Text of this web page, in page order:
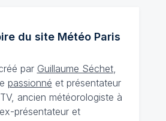
du site MétéoParis
par Guillaume Séchet,
passionné et présentateur
ancien météorologiste à
présentateur et